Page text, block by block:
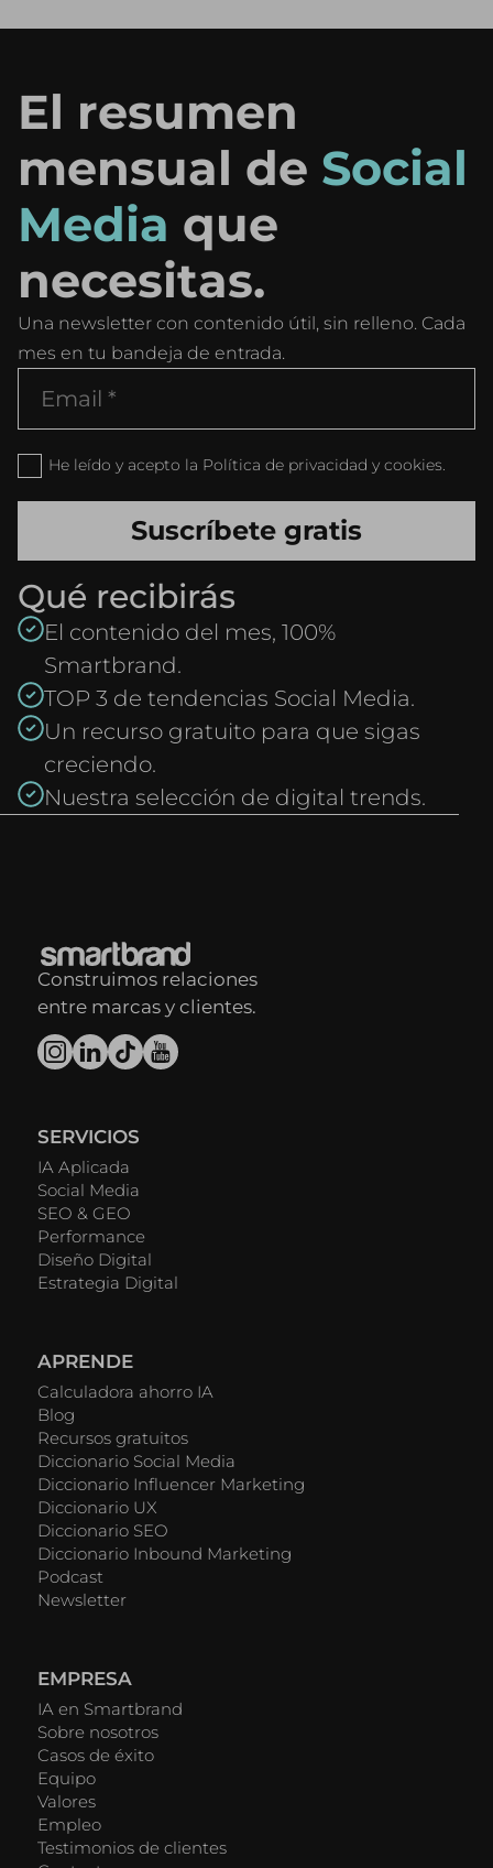
El resumen
mensual de Social
Media que
necesitas.
Una newsletter con contenido útil, sin relleno. Cada
mes en tu bandeja de entrada.
He leído y acepto la Política de privacidad y cookies.
Qué recibirás
El contenido del mes, 100%
Smartbrand.
TOP 3 de tendencias Social Media.
Un recurso gratuito para que sigas
creciendo.
Nuestra selección de digital trends.
Construimos relaciones
entre marcas y clientes.
SERVICIOS
IA Aplicada
Social Media
SEO & GEO
Performance
Diseño Digital
Estrategia Digital
APRENDE
Calculadora ahorro IA
Blog
Recursos gratuitos
Diccionario Social Media
Diccionario Influencer Marketing
Diccionario UX
Diccionario SEO
Diccionario Inbound Marketing
Podcast
Newsletter
EMPRESA
IA en Smartbrand
Sobre nosotros
Casos de éxito
Equipo
Valores
Empleo
Testimonios de clientes